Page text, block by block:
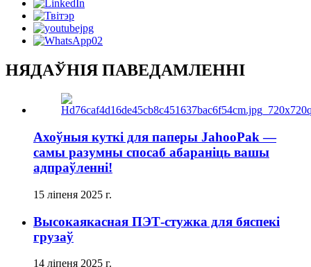
НЯДАЎНІЯ ПАВЕДАМЛЕННІ
Ахоўныя куткі для паперы JahooPak —
самы разумны спосаб абараніць вашы
адпраўленні!
15 ліпеня 2025 г.
Высокаякасная ПЭТ-стужка для бяспекі
грузаў
14 ліпеня 2025 г.